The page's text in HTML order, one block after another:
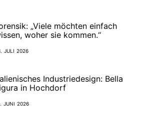
„Viele möchten einfach
woher sie kommen.“
JULI 2026
Industriedesign: Bella
in Hochdorf
JUNI 2026